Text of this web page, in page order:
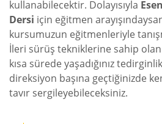
kullanabilecektir. Dolayısıyla
Dersi için eğitmen
kursumuzun eğitmenleriyle
İleri sürüş tekniklerine sahip
kısa sürede yaşadığınız
direksiyon başına geçtiğinizde
tavır sergileyebileceksiniz.